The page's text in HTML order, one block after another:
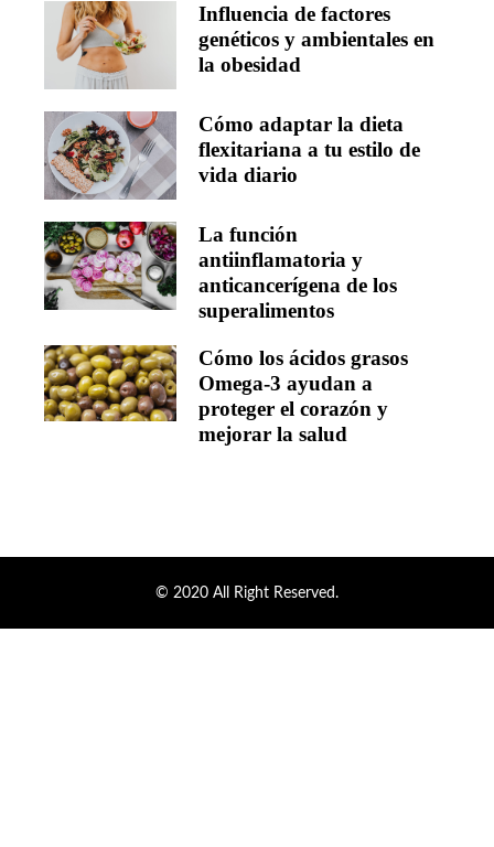
Influencia de factores
genéticos y ambientales en
la obesidad
Cómo adaptar la dieta
flexitariana a tu estilo de
vida diario
La función
antiinflamatoria y
anticancerígena de los
superalimentos
Cómo los ácidos grasos
Omega-3 ayudan a
proteger el corazón y
mejorar la salud
© 2020 All Right Reserved.